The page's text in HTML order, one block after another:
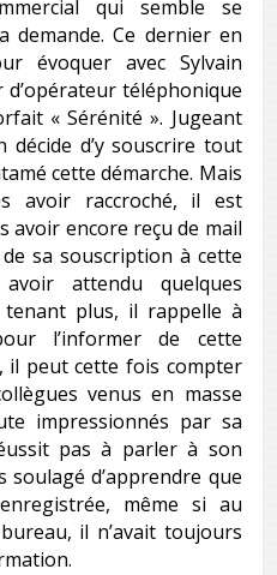
qui semble se
demande. Ce dernier en
évoquer avec Sylvain
téléphonique
« Sérénité ». Jugeant
décide d’y souscrire tout
cette démarche. Mais
avoir raccroché, il est
avoir encore reçu de mail
sa souscription à cette
attendu quelques
plus, il rappelle à
l’informer de cette
il peut cette fois compter
venus en masse
impressionnés par sa
pas à parler à son
d’apprendre que
même si au
il n’avait toujours